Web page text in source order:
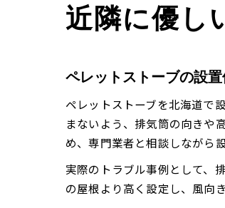
近隣に優し
ペレットストーブの設
ペレットストーブを北海道で
まないよう、排気筒の向きや
め、専門業者と相談しながら
実際のトラブル事例として、
の屋根より高く設定し、風向